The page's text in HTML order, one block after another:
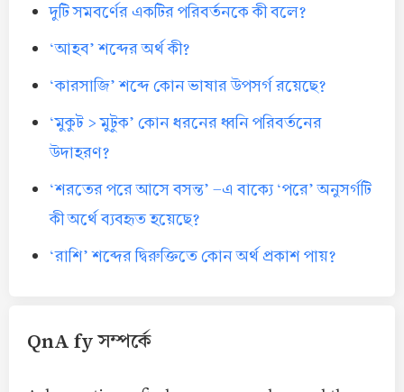
দুটি সমবর্ণের একটির পরিবর্তনকে কী বলে?
‘আহব’ শব্দের অর্থ কী?
‘কারসাজি’ শব্দে কোন ভাষার উপসর্গ রয়েছে?
‘মুকুট > মুটুক’ কোন ধরনের ধ্বনি পরিবর্তনের
উদাহরণ?
‘শরতের পরে আসে বসন্ত’ -এ বাক্যে ‘পরে’ অনুসর্গটি
কী অর্থে ব্যবহৃত হয়েছে?
‘রাশি’ শব্দের দ্বিরুক্তিতে কোন অর্থ প্রকাশ পায়?
QnA fy সম্পর্কে